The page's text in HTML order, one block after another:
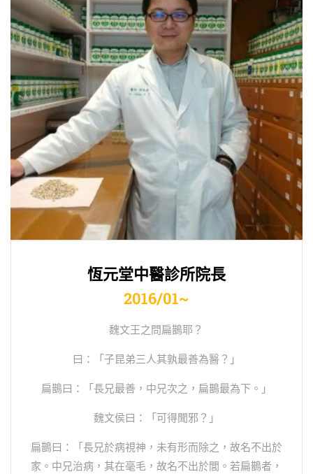
恆元堂中醫診所院長
2016/01~
魏文王之問扁鵲耶？
曰：「子昆弟三人其孰最善為醫？」
扁鵲曰：「長兄最善，中兄次之，扁鵲最為下。」
魏文侯曰：「可得聞邪？」
扁鵲曰：「長兄於病視神，未有形而除之，故名不出於
家。中兄治病，其在毫毛，故名不出於閭。若扁鵲者，